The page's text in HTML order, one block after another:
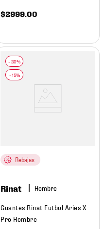
$2999 .00
Rebajas
Rinat Hombre
Guantes Rinat Futbol Aries X
Pro Hombre